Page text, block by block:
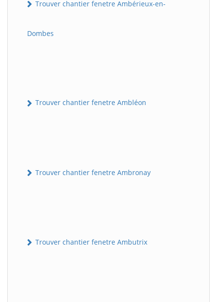
Trouver chantier fenetre Ambérieux-en-
Dombes
Trouver chantier fenetre Ambléon
Trouver chantier fenetre Ambronay
Trouver chantier fenetre Ambutrix